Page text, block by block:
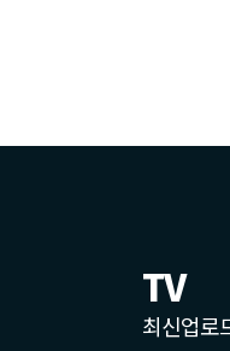
TV
최신업로